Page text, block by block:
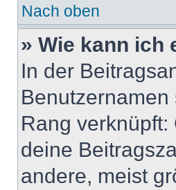
Nach oben
» Wie kann ich
In der
Rang
deine
andere, meist